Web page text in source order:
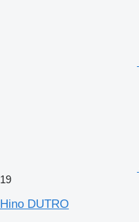
19
Hino DUTRO